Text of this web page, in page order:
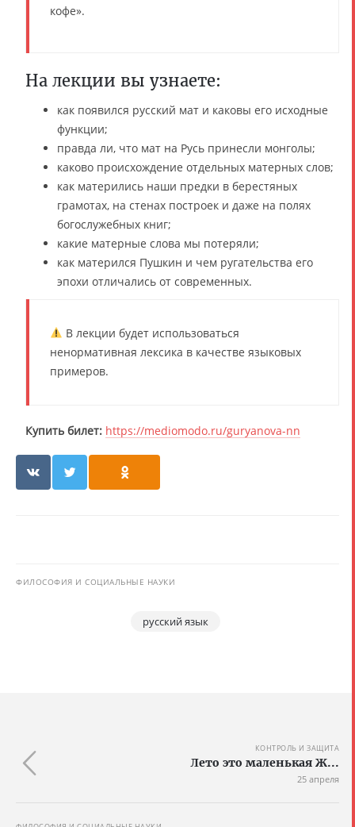
кофе».
На лекции вы узнаете:
как появился русский мат и каковы его исходные
функции;
правда ли, что мат на Русь принесли монголы;
каково происхождение отдельных матерных слов;
как матерились наши предки в берестяных
грамотах, на стенах построек и даже на полях
богослужебных книг;
какие матерные слова мы потеряли;
как матерился Пушкин и чем ругательства его
эпохи отличались от современных.
В лекции будет использоваться
ненормативная лексика в качестве языковых
примеров.
Купить билет: https://mediomodo.ru/guryanova-nn
ФИЛОСОФИЯ И СОЦИАЛЬНЫЕ НАУКИ
русский язык
КОНТРОЛЬ И ЗАЩИТА
Лето это маленькая Ж...
25 апреля